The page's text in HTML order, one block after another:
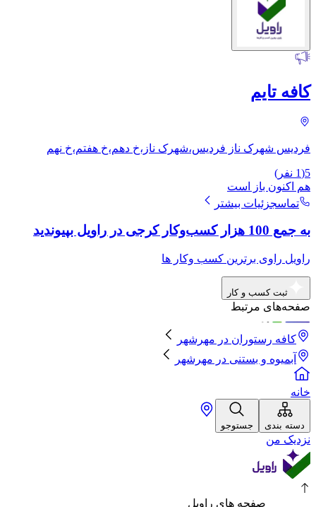
کافه تایم
فردیس شهرک ناز فردیس،شهرک ناز،خ دهم،خ هفتم،خ نهم
5
(
1 نفر)
هم اکنون باز است
تماسجزئیات بیشتر
به جمع 100 هزار کسب‌وکار کرجی در راویل بپیوندید
راویل راوی برترین کسب وکار ها
ثبت کسب و کار
صفحه‌های مرتبط
کافه رستوران در مهرشهر
آبمیوه و بستنی در مهرشهر
خانه
دسته بندی جستوجو
نزدیک من
صفحه های راویل